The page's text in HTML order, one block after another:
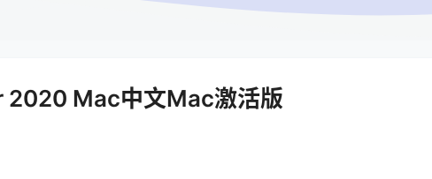
Mac中文Mac激活版